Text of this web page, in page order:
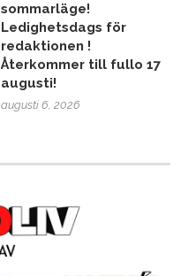
sommarläge!
Ledighetsdags för
redaktionen !
Återkommer till fullo 17
augusti!
augusti 6, 2026